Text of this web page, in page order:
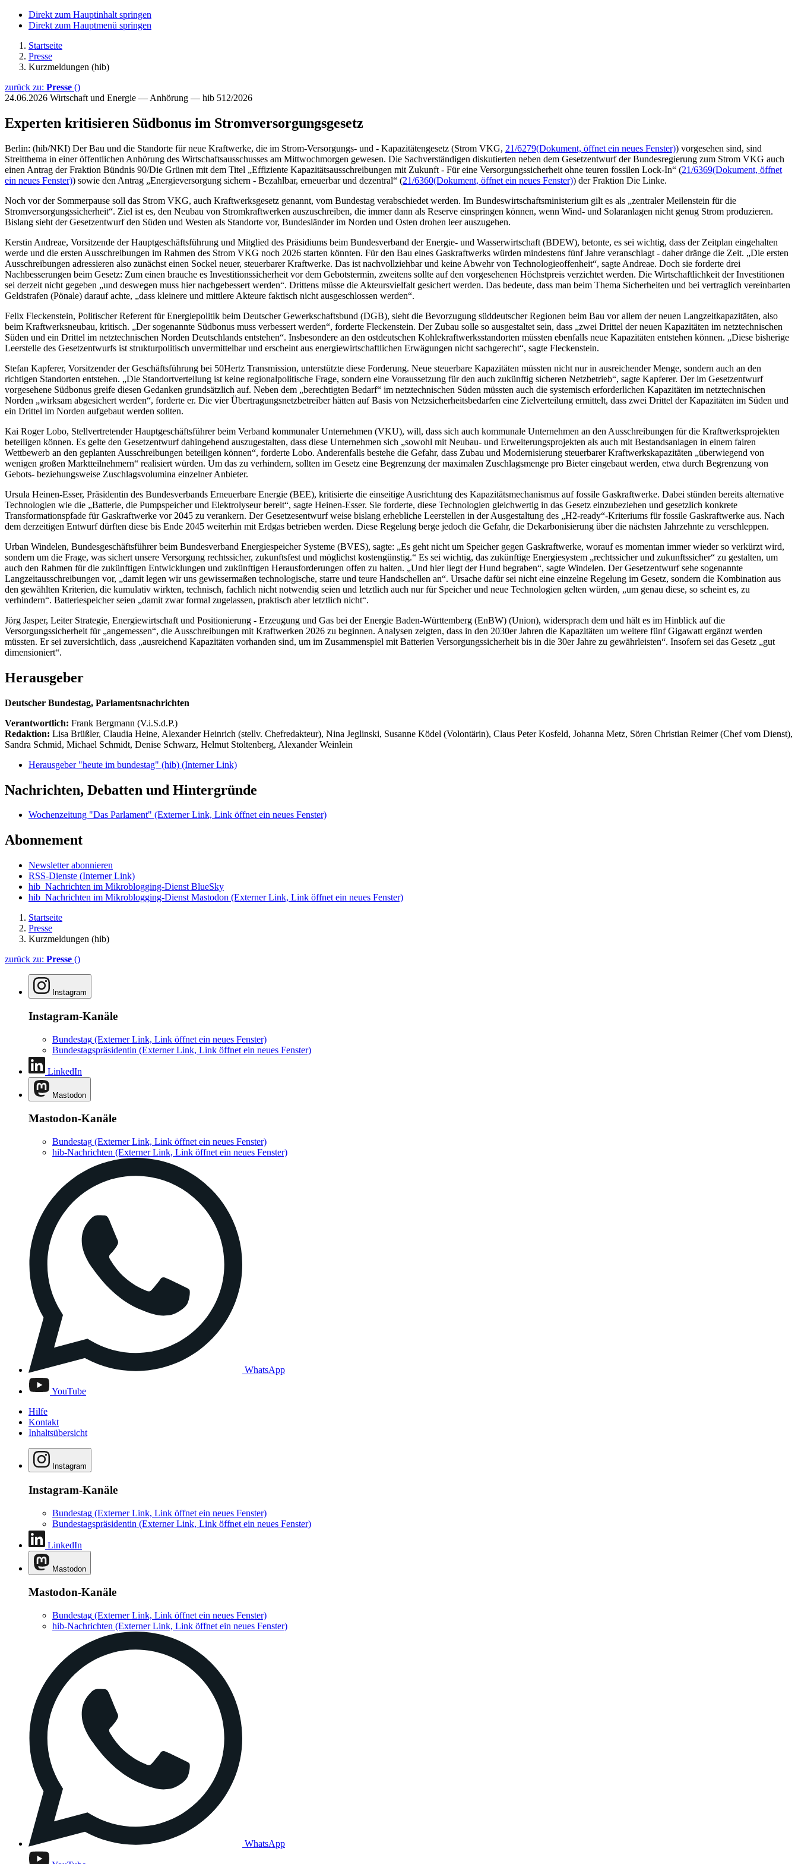
Direkt zum Hauptinhalt springen
Direkt zum Hauptmenü springen
Startseite
Presse
Kurzmeldungen (hib)
zurück zu: Presse ()
24.06.2026 Wirtschaft und Energie — Anhörung — hib 512/2026
Experten kritisieren Südbonus im Stromversorgungsgesetz
Berlin: (hib/NKI) Der Bau und die Standorte für neue Kraftwerke, die im Strom-Versorgungs- und - Kapazitätengesetz (Strom VKG, 21/6279(Dokument, öffnet ein neues Fenster)) vorgesehen sind, sind
Streitthema in einer öffentlichen Anhörung des Wirtschaftsausschusses am Mittwochmorgen gewesen. Die Sachverständigen diskutierten neben dem Gesetzentwurf der Bundesregierung zum Strom VKG auch
einen Antrag der Fraktion Bündnis 90/Die Grünen mit dem Titel „Effiziente Kapazitätsausschreibungen mit Zukunft - Für eine Versorgungssicherheit ohne teuren fossilen Lock-In“ (21/6369(Dokument, öffnet
ein neues Fenster)) sowie den Antrag „Energieversorgung sichern - Bezahlbar, erneuerbar und dezentral“ (21/6360(Dokument, öffnet ein neues Fenster)) der Fraktion Die Linke.
Noch vor der Sommerpause soll das Strom VKG, auch Kraftwerksgesetz genannt, vom Bundestag verabschiedet werden. Im Bundeswirtschaftsministerium gilt es als „zentraler Meilenstein für die
Stromversorgungssicherheit“. Ziel ist es, den Neubau von Stromkraftwerken auszuschreiben, die immer dann als Reserve einspringen können, wenn Wind- und Solaranlagen nicht genug Strom produzieren.
Bislang sieht der Gesetzentwurf den Süden und Westen als Standorte vor, Bundesländer im Norden und Osten drohen leer auszugehen.
Kerstin Andreae, Vorsitzende der Hauptgeschäftsführung und Mitglied des Präsidiums beim Bundesverband der Energie- und Wasserwirtschaft (BDEW), betonte, es sei wichtig, dass der Zeitplan eingehalten
werde und die ersten Ausschreibungen im Rahmen des Strom VKG noch 2026 starten könnten. Für den Bau eines Gaskraftwerks würden mindestens fünf Jahre veranschlagt - daher dränge die Zeit. „Die ersten
Ausschreibungen adressieren also zunächst einen Sockel neuer, steuerbarer Kraftwerke. Das ist nachvollziehbar und keine Abwehr von Technologieoffenheit“, sagte Andreae. Doch sie forderte drei
Nachbesserungen beim Gesetz: Zum einen brauche es Investitionssicherheit vor dem Gebotstermin, zweitens sollte auf den vorgesehenen Höchstpreis verzichtet werden. Die Wirtschaftlichkeit der Investitionen
sei derzeit nicht gegeben „und deswegen muss hier nachgebessert werden“. Drittens müsse die Akteursvielfalt gesichert werden. Das bedeute, dass man beim Thema Sicherheiten und bei vertraglich vereinbarten
Geldstrafen (Pönale) darauf achte, „dass kleinere und mittlere Akteure faktisch nicht ausgeschlossen werden“.
Felix Fleckenstein, Politischer Referent für Energiepolitik beim Deutscher Gewerkschaftsbund (DGB), sieht die Bevorzugung süddeutscher Regionen beim Bau vor allem der neuen Langzeitkapazitäten, also
beim Kraftwerksneubau, kritisch. „Der sogenannte Südbonus muss verbessert werden“, forderte Fleckenstein. Der Zubau solle so ausgestaltet sein, dass „zwei Drittel der neuen Kapazitäten im netztechnischen
Süden und ein Drittel im netztechnischen Norden Deutschlands entstehen“. Insbesondere an den ostdeutschen Kohlekraftwerksstandorten müssten ebenfalls neue Kapazitäten entstehen können. „Diese bisherige
Leerstelle des Gesetzentwurfs ist strukturpolitisch unvermittelbar und erscheint aus energiewirtschaftlichen Erwägungen nicht sachgerecht“, sagte Fleckenstein.
Stefan Kapferer, Vorsitzender der Geschäftsführung bei 50Hertz Transmission, unterstützte diese Forderung. Neue steuerbare Kapazitäten müssten nicht nur in ausreichender Menge, sondern auch an den
richtigen Standorten entstehen. „Die Standortverteilung ist keine regionalpolitische Frage, sondern eine Voraussetzung für den auch zukünftig sicheren Netzbetrieb“, sagte Kapferer. Der im Gesetzentwurf
vorgesehene Südbonus greife diesen Gedanken grundsätzlich auf. Neben dem „berechtigten Bedarf“ im netztechnischen Süden müssten auch die systemisch erforderlichen Kapazitäten im netztechnischen
Norden „wirksam abgesichert werden“, forderte er. Die vier Übertragungsnetzbetreiber hätten auf Basis von Netzsicherheitsbedarfen eine Zielverteilung ermittelt, dass zwei Drittel der Kapazitäten im Süden und
ein Drittel im Norden aufgebaut werden sollten.
Kai Roger Lobo, Stellvertretender Hauptgeschäftsführer beim Verband kommunaler Unternehmen (VKU), will, dass sich auch kommunale Unternehmen an den Ausschreibungen für die Kraftwerksprojekten
beteiligen können. Es gelte den Gesetzentwurf dahingehend auszugestalten, dass diese Unternehmen sich „sowohl mit Neubau- und Erweiterungsprojekten als auch mit Bestandsanlagen in einem fairen
Wettbewerb an den geplanten Ausschreibungen beteiligen können“, forderte Lobo. Anderenfalls bestehe die Gefahr, dass Zubau und Modernisierung steuerbarer Kraftwerkskapazitäten „überwiegend von
wenigen großen Marktteilnehmern“ realisiert würden. Um das zu verhindern, sollten im Gesetz eine Begrenzung der maximalen Zuschlagsmenge pro Bieter eingebaut werden, etwa durch Begrenzung von
Gebots- beziehungsweise Zuschlagsvolumina einzelner Anbieter.
Ursula Heinen-Esser, Präsidentin des Bundesverbands Erneuerbare Energie (BEE), kritisierte die einseitige Ausrichtung des Kapazitätsmechanismus auf fossile Gaskraftwerke. Dabei stünden bereits alternative
Technologien wie die „Batterie, die Pumpspeicher und Elektrolyseur bereit“, sagte Heinen-Esser. Sie forderte, diese Technologien gleichwertig in das Gesetz einzubeziehen und gesetzlich konkrete
Transformationspfade für Gaskraftwerke vor 2045 zu verankern. Der Gesetzesentwurf weise bislang erhebliche Leerstellen in der Ausgestaltung des „H2-ready“-Kriteriums für fossile Gaskraftwerke aus. Nach
dem derzeitigen Entwurf dürften diese bis Ende 2045 weiterhin mit Erdgas betrieben werden. Diese Regelung berge jedoch die Gefahr, die Dekarbonisierung über die nächsten Jahrzehnte zu verschleppen.
Urban Windelen, Bundesgeschäftsführer beim Bundesverband Energiespeicher Systeme (BVES), sagte: „Es geht nicht um Speicher gegen Gaskraftwerke, worauf es momentan immer wieder so verkürzt wird,
sondern um die Frage, was sichert unsere Versorgung rechtssicher, zukunftsfest und möglichst kostengünstig.“ Es sei wichtig, das zukünftige Energiesystem „rechtssicher und zukunftssicher“ zu gestalten, um
auch den Rahmen für die zukünftigen Entwicklungen und zukünftigen Herausforderungen offen zu halten. „Und hier liegt der Hund begraben“, sagte Windelen. Der Gesetzentwurf sehe sogenannte
Langzeitausschreibungen vor, „damit legen wir uns gewissermaßen technologische, starre und teure Handschellen an“. Ursache dafür sei nicht eine einzelne Regelung im Gesetz, sondern die Kombination aus
den gewählten Kriterien, die kumulativ wirkten, technisch, fachlich nicht notwendig seien und letztlich auch nur für Speicher und neue Technologien gelten würden, „um genau diese, so scheint es, zu
verhindern“. Batteriespeicher seien „damit zwar formal zugelassen, praktisch aber letztlich nicht“.
Jörg Jasper, Leiter Strategie, Energiewirtschaft und Positionierung - Erzeugung und Gas bei der Energie Baden-Württemberg (EnBW) (Union), widersprach dem und hält es im Hinblick auf die
Versorgungssicherheit für „angemessen“, die Ausschreibungen mit Kraftwerken 2026 zu beginnen. Analysen zeigten, dass in den 2030er Jahren die Kapazitäten um weitere fünf Gigawatt ergänzt werden
müssten. Er sei zuversichtlich, dass „ausreichend Kapazitäten vorhanden sind, um im Zusammenspiel mit Batterien Versorgungssicherheit bis in die 30er Jahre zu gewährleisten“. Insofern sei das Gesetz „gut
dimensioniert“.
Herausgeber
Deutscher Bundestag, Parlamentsnachrichten
Verantwortlich: Frank Bergmann (V.i.S.d.P.)
Redaktion: Lisa Brüßler, Claudia Heine, Alexander Heinrich (stellv. Chefredakteur), Nina Jeglinski, Susanne Ködel (Volontärin), Claus Peter Kosfeld, Johanna Metz, Sören Christian Reimer (Chef vom Dienst),
Sandra Schmid, Michael Schmidt, Denise Schwarz, Helmut Stoltenberg, Alexander Weinlein
Herausgeber "heute im bundestag" (hib) (Interner Link)
Nachrichten, Debatten und Hintergründe
Wochenzeitung "Das Parlament" (Externer Link, Link öffnet ein neues Fenster)
Abonnement
Newsletter abonnieren
RSS-Dienste (Interner Link)
hib_Nachrichten im Mikroblogging-Dienst BlueSky
hib_Nachrichten im Mikroblogging-Dienst Mastodon (Externer Link, Link öffnet ein neues Fenster)
Startseite
Presse
Kurzmeldungen (hib)
zurück zu: Presse ()
Instagram
Instagram-Kanäle
Bundestag (Externer Link, Link öffnet ein neues Fenster)
Bundestagspräsidentin (Externer Link, Link öffnet ein neues Fenster)
LinkedIn
Mastodon
Mastodon-Kanäle
Bundestag (Externer Link, Link öffnet ein neues Fenster)
hib-Nachrichten (Externer Link, Link öffnet ein neues Fenster)
WhatsApp
YouTube
Hilfe
Kontakt
Inhaltsübersicht
Instagram
Instagram-Kanäle
Bundestag (Externer Link, Link öffnet ein neues Fenster)
Bundestagspräsidentin (Externer Link, Link öffnet ein neues Fenster)
LinkedIn
Mastodon
Mastodon-Kanäle
Bundestag (Externer Link, Link öffnet ein neues Fenster)
hib-Nachrichten (Externer Link, Link öffnet ein neues Fenster)
WhatsApp